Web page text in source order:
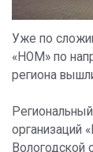
Уже по
«НОМ» по
региона
организаций
Вологодской